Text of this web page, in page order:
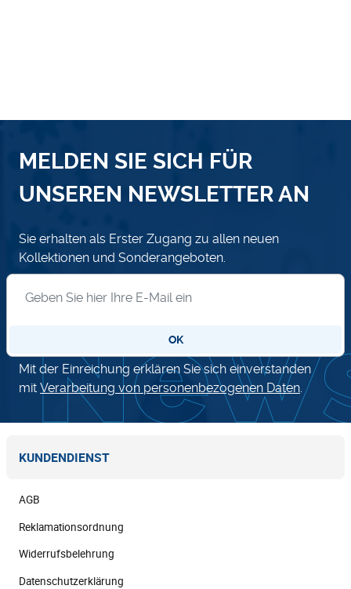
MELDEN SIE SICH FÜR
UNSEREN NEWSLETTER AN
Sie erhalten als Erster Zugang zu allen neuen
Kollektionen und Sonderangeboten.
OK
Mit der Einreichung erklären Sie sich einverstanden
mit Verarbeitung von personenbezogenen Daten.
KUNDENDIENST
AGB
Reklamationsordnung
Widerrufsbelehrung
Datenschutzerklärung